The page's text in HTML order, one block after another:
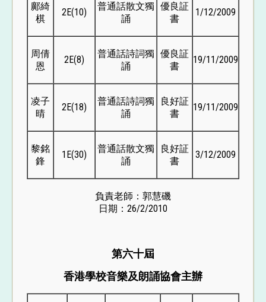
鄺綺
棋
2E(10)
普通話散文獨
誦
優良証
書
1/12/2009
周倩
恩
2E(8)
普通話詩詞獨
誦
優良証
書
19/11/2009
凌子
晴
2E(18)
普通話詩詞獨
誦
良好証
書
19/11/2009
黎銘
鋒
1E(30)
普通話散文獨
誦
良好証
書
3/12/2009
負責老師：郭慧磯
日期：26/2/2010
第六十屆
香港學校音樂及朗誦協會主辦